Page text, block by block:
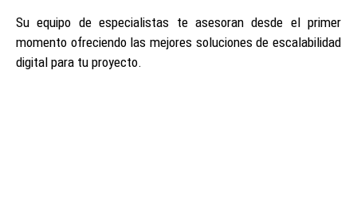
Su equipo de especialistas te asesoran desde el primer
momento ofreciendo las mejores soluciones de escalabilidad
digital para tu proyecto.